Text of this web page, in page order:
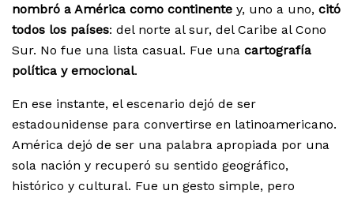
nombró a América como continente y, uno a uno, citó
todos los países: del norte al sur, del Caribe al Cono
Sur. No fue una lista casual. Fue una cartografía
política y emocional.
En ese instante, el escenario dejó de ser
estadounidense para convertirse en latinoamericano.
América dejó de ser una palabra apropiada por una
sola nación y recuperó su sentido geográfico,
histórico y cultural. Fue un gesto simple, pero